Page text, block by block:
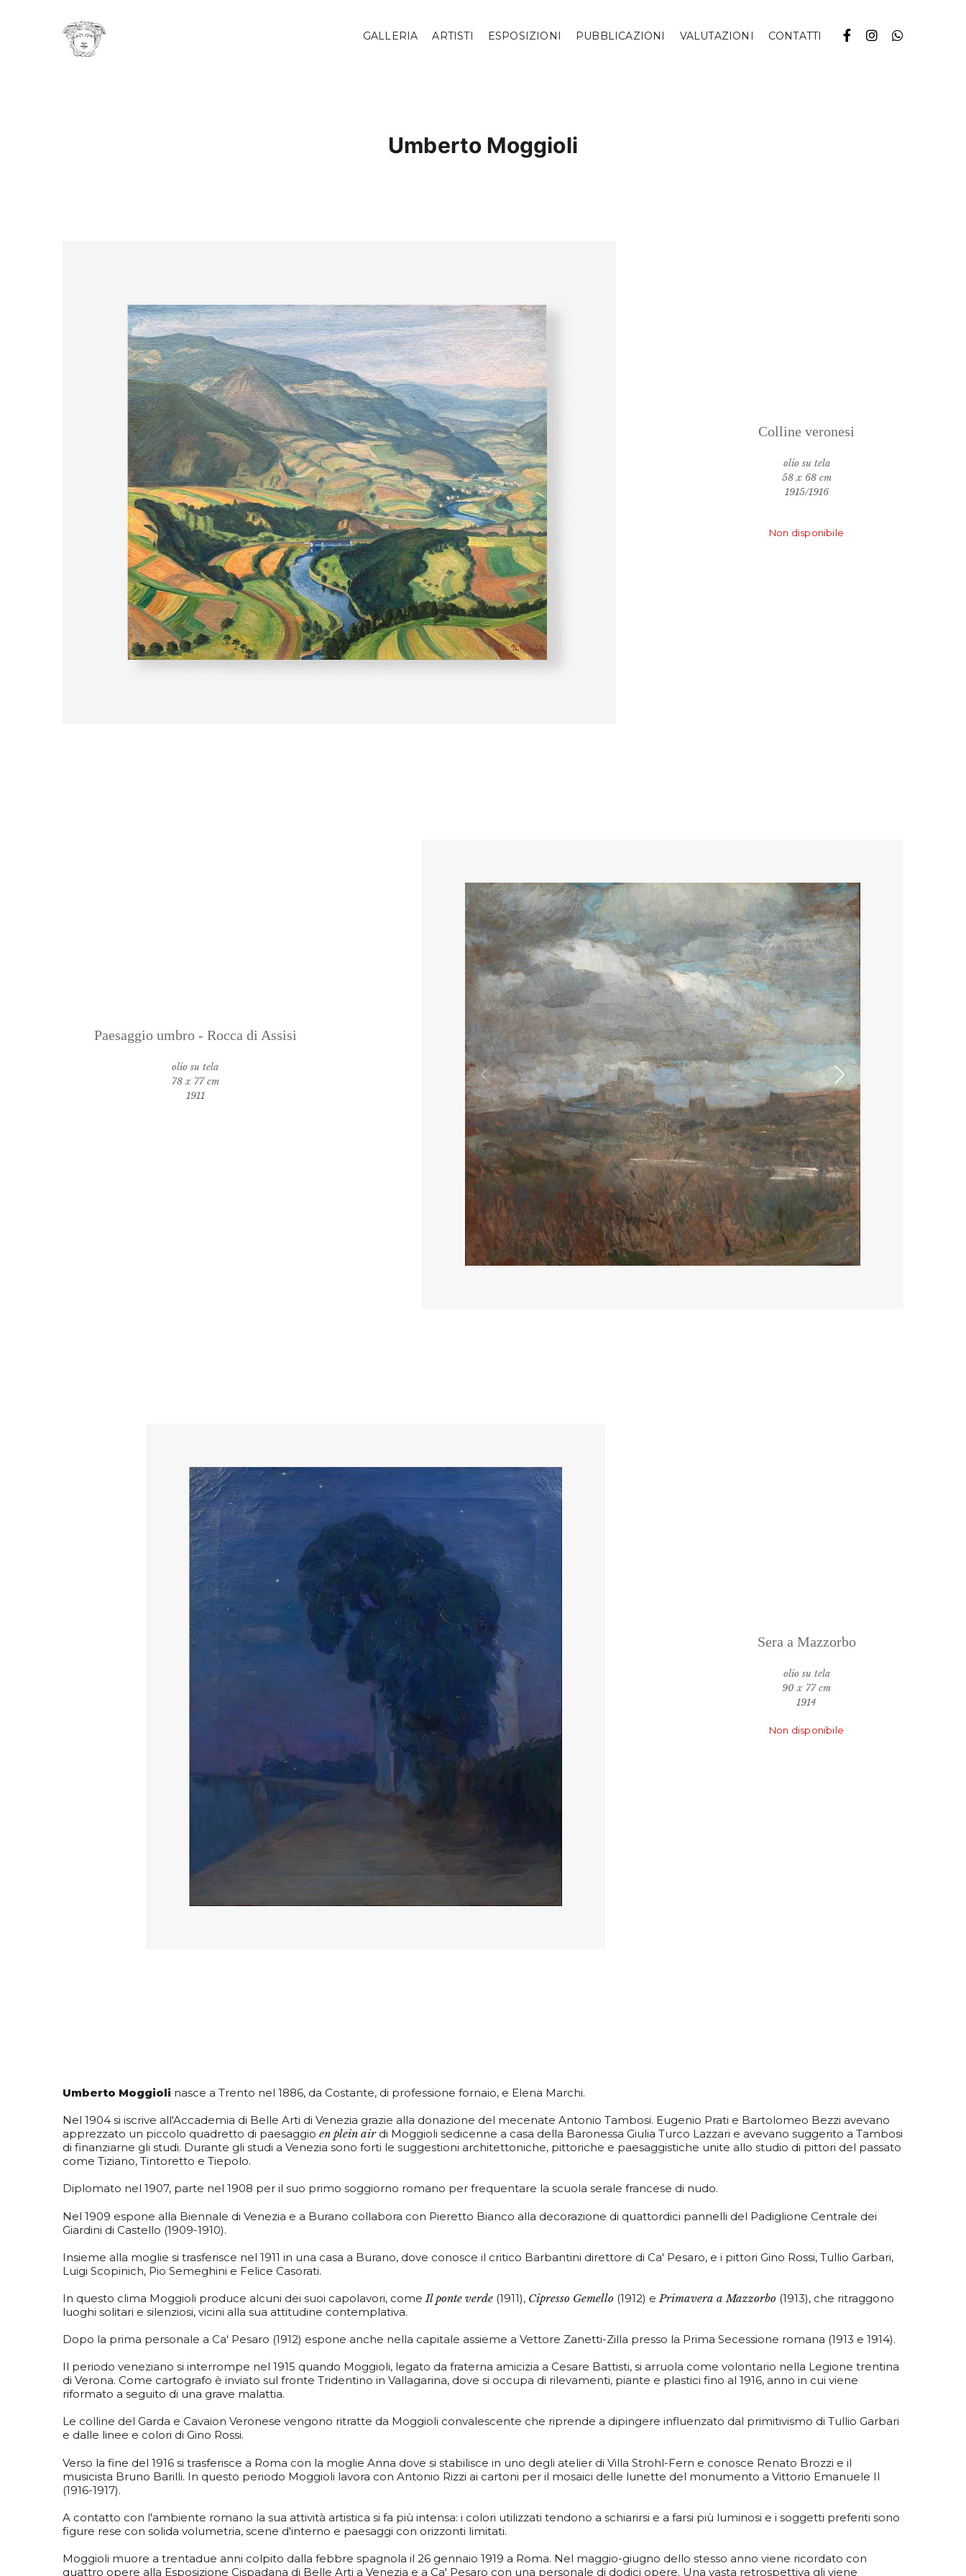
GALLERIA ARTISTI ESPOSIZIONI PUBBLICAZIONI VALUTAZIONI CONTATTI
Umberto Moggioli
Colline veronesi
olio su tela
58 x 68 cm
1915/1916
Non disponibile
Paesaggio umbro - Rocca di Assisi
olio su tela
78 x 77 cm
1911
Sera a Mazzorbo
olio su tela
90 x 77 cm
1914
Non disponibile
Umberto Moggioli nasce a Trento nel 1886, da Costante, di professione fornaio, e Elena Marchi.
Nel 1904 si iscrive all'Accademia di Belle Arti di Venezia grazie alla donazione del mecenate Antonio Tambosi. Eugenio Prati e Bartolomeo Bezzi avevano
apprezzato un piccolo quadretto di paesaggio en plein airdi Moggioli sedicenne a casa della Baronessa Giulia Turco Lazzari e avevano suggerito a Tambosi
di finanziarne gli studi. Durante gli studi a Venezia sono forti le suggestioni architettoniche, pittoriche e paesaggistiche unite allo studio di pittori del passato
come Tiziano, Tintoretto e Tiepolo.
Diplomato nel 1907, parte nel 1908 per il suo primo soggiorno romano per frequentare la scuola serale francese di nudo.
Nel 1909 espone alla Biennale di Venezia e a Burano collabora con Pieretto Bianco alla decorazione di quattordici pannelli del Padiglione Centrale dei
Giardini di Castello (1909-1910).
Insieme alla moglie si trasferisce nel 1911 in una casa a Burano, dove conosce il critico Barbantini direttore di Ca' Pesaro, e i pittori Gino Rossi, Tullio Garbari,
Luigi Scopinich, Pio Semeghini e Felice Casorati.
In questo clima Moggioli produce alcuni dei suoi capolavori, come Il ponte verde (1911), Cipresso Gemello (1912) ePrimavera a Mazzorbo (1913), che ritraggono
luoghi solitari e silenziosi, vicini alla sua attitudine contemplativa.
Dopo la prima personale a Ca' Pesaro (1912) espone anche nella capitale assieme a Vettore Zanetti-Zilla presso la Prima Secessione romana (1913 e 1914).
Il periodo veneziano si interrompe nel 1915 quando Moggioli, legato da fraterna amicizia a Cesare Battisti, si arruola come volontario nella Legione trentina
di Verona. Come cartografo è inviato sul fronte Tridentino in Vallagarina, dove si occupa di rilevamenti, piante e plastici fino al 1916, anno in cui viene
riformato a seguito di una grave malattia.
Le colline del Garda e Cavaion Veronese vengono ritratte da Moggioli convalescente che riprende a dipingere influenzato dal primitivismo di Tullio Garbari
e dalle linee e colori di Gino Rossi.
Verso la fine del 1916 si trasferisce a Roma con la moglie Anna dove si stabilisce in uno degli atelier di Villa Strohl-Fern e conosce Renato Brozzi e il
musicista Bruno Barilli. In questo periodo Moggioli lavora con Antonio Rizzi ai cartoni per il mosaici delle lunette del monumento a Vittorio Emanuele II
(1916-1917).
A contatto con l'ambiente romano la sua attività artistica si fa più intensa: i colori utilizzati tendono a schiarirsi e a farsi più luminosi e i soggetti preferiti sono
figure rese con solida volumetria, scene d'interno e paesaggi con orizzonti limitati.
Moggioli muore a trentadue anni colpito dalla febbre spagnola il 26 gennaio 1919 a Roma. Nel maggio-giugno dello stesso anno viene ricordato con
quattro opere alla Esposizione Cispadana di Belle Arti a Venezia e a Ca' Pesaro con una personale di dodici opere. Una vasta retrospettiva gli viene